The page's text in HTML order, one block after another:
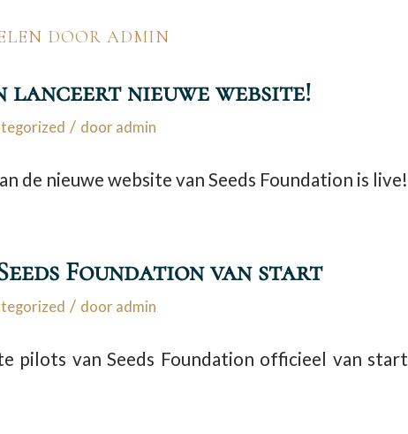
DOOR ADMIN
lanceert nieuwe website!
/ door admin
de nieuwe website van Seeds Foundation is live!
Foundation van start
/ door admin
pilots van Seeds Foundation officieel van start